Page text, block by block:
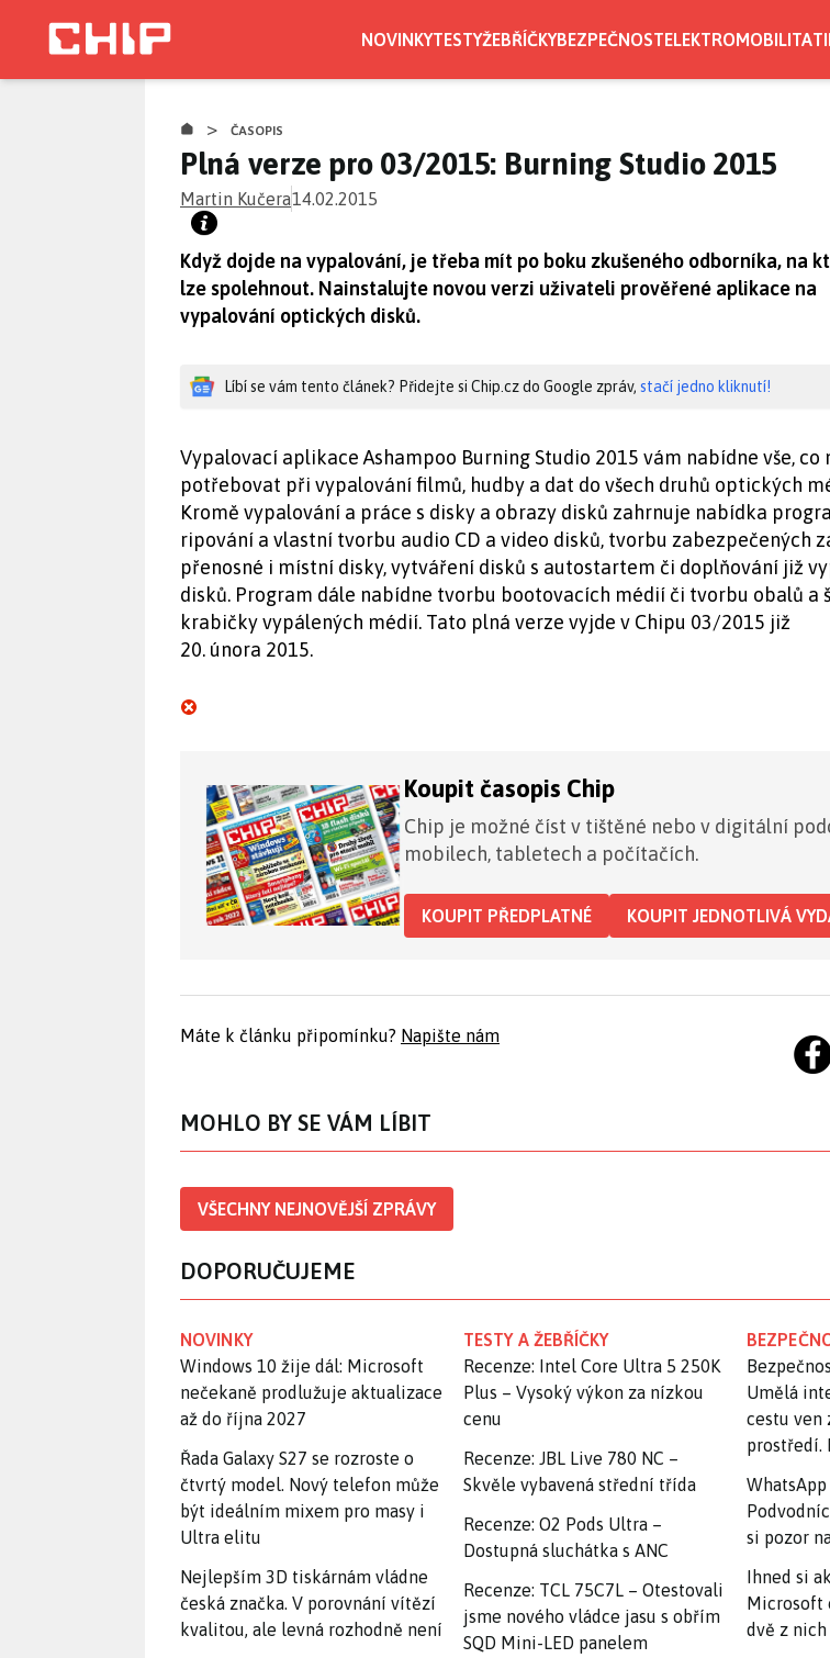
NOVINKYTESTYŽEBŘÍČKYBEZPEČNOSTELEKTROMOBILITA
> ČASOPIS
Plná verze pro 03/2015: Burning Studio 2015
Martin Kučera14.02.2015
Když dojde na vypalování, je třeba mít po boku zkušeného odborníka, na
lze spolehnout. Nainstalujte novou verzi uživateli prověřené aplikace na
vypalování optických disků.
Líbí se vám tento článek? Přidejte si Chip.cz do Google zpráv, stačí jedno kliknutí!
Vypalovací aplikace Ashampoo Burning Studio 2015 vám nabídne vše, co
potřebovat při vypalování filmů, hudby a dat do všech druhů optických
Kromě vypalování a práce s disky a obrazy disků zahrnuje nabídka
ripování a vlastní tvorbu audio CD a video disků, tvorbu zabezpečených
přenosné i místní disky, vytváření disků s autostartem či doplňování již
disků. Program dále nabídne tvorbu bootovacích médií či tvorbu obalů a
krabičky vypálených médií. Tato plná verze vyjde v Chipu 03/2015 již
20. února 2015.
Koupit časopis Chip
Chip je možné číst v tištěné nebo v digitální
mobilech, tabletech a počítačích.
KOUPIT PŘEDPLATNÉ KOUPIT JEDNOTLIVÁ
Máte k článku připomínku? Napište nám
MOHLO BY SE VÁM LÍBIT
VŠECHNY NEJNOVĚJŠÍ ZPRÁVY
DOPORUČUJEME
NOVINKY
Windows 10 žije dál: Microsoft
nečekaně prodlužuje aktualizace
až do října 2027
Řada Galaxy S27 se rozroste o
čtvrtý model. Nový telefon může
být ideálním mixem pro masy i
Ultra elitu
Nejlepším 3D tiskárnám vládne
česká značka. V porovnání vítězí
kvalitou, ale levná rozhodně není
TESTY A ŽEBŘÍČKY
Recenze: Intel Core Ultra 5 250K
Plus – Vysoký výkon za nízkou
cenu
Recenze: JBL Live 780 NC –
Skvěle vybavená střední třída
Recenze: O2 Pods Ultra –
Dostupná sluchátka s ANC
Recenze: TCL 75C7L – Otestovali
jsme nového vládce jasu s obřím
SQD Mini-LED panelem
Umělá
cestu ven
prostředí.
si pozor
Ihned si
Microsoft
dvě z